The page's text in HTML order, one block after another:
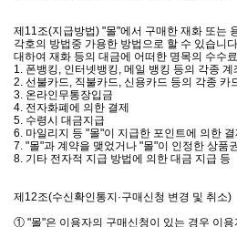
제11조(지급방법) "몰"에서 구매한 재화 또는
각호의 방법중 가용한 방법으로 할 수 있습니
대하여 재화 등의 대금에 어떠한 명목의 수수
1. 폰뱅킹, 인터넷뱅킹, 메일 뱅킹 등의 각종 계
2. 선불카드, 직불카드, 신용카드 등의 각종 카
3. 온라인무통장입금
4. 전자화폐에 의한 결제
5. 수령시 대금지급
6. 마일리지 등 "몰"이 지급한 포인트에 의한 결
7. "몰"과 계약을 맺었거나 "몰"이 인정한 상품
8. 기타 전자적 지급 방법에 의한 대금 지급 등
제12조(수신확인통지·구매신청 변경 및 취소)
① "몰"은 이용자의 구매신청이 있는 경우 이